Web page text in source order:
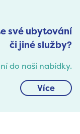
své ubytování
či jiné služby?
do naší nabídky.
Více